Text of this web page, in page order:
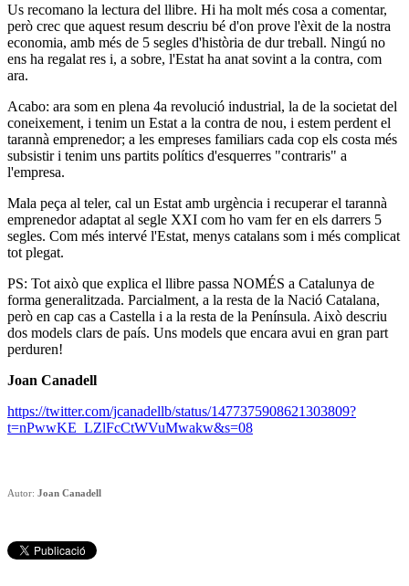
Us recomano la lectura del llibre. Hi ha molt més cosa a comentar,
però crec que aquest resum descriu bé d'on prove l'èxit de la nostra
economia, amb més de 5 segles d'història de dur treball. Ningú no
ens ha regalat res i, a sobre, l'Estat ha anat sovint a la contra, com
ara.
Acabo: ara som en plena 4a revolució industrial, la de la societat del
coneixement, i tenim un Estat a la contra de nou, i estem perdent el
tarannà emprenedor; a les empreses familiars cada cop els costa més
subsistir i tenim uns partits polítics d'esquerres "contraris" a
l'empresa.
Mala peça al teler, cal un Estat amb urgència i recuperar el tarannà
emprenedor adaptat al segle XXI com ho vam fer en els darrers 5
segles. Com més intervé l'Estat, menys catalans som i més complicat
tot plegat.
PS: Tot això que explica el llibre passa NOMÉS a Catalunya de
forma generalitzada. Parcialment, a la resta de la Nació Catalana,
però en cap cas a Castella i a la resta de la Península. Això descriu
dos models clars de país. Uns models que encara avui en gran part
perduren!
Joan Canadell
https://twitter.com/jcanadellb/status/1477375908621303809?
t=nPwwKE_LZlFcCtWVuMwakw&s=08
Autor: Joan Canadell